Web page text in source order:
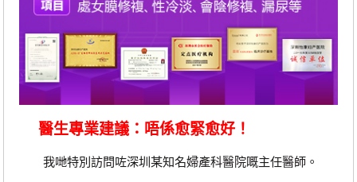
醫生專業建議：唔係愈緊愈好！
我哋特別訪問咗深圳某知名婦產科醫院嘅主任醫師。